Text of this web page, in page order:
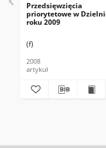
Przedsięwzięcia
priorytetowe w
roku 2009
(f)
2008
artykuł